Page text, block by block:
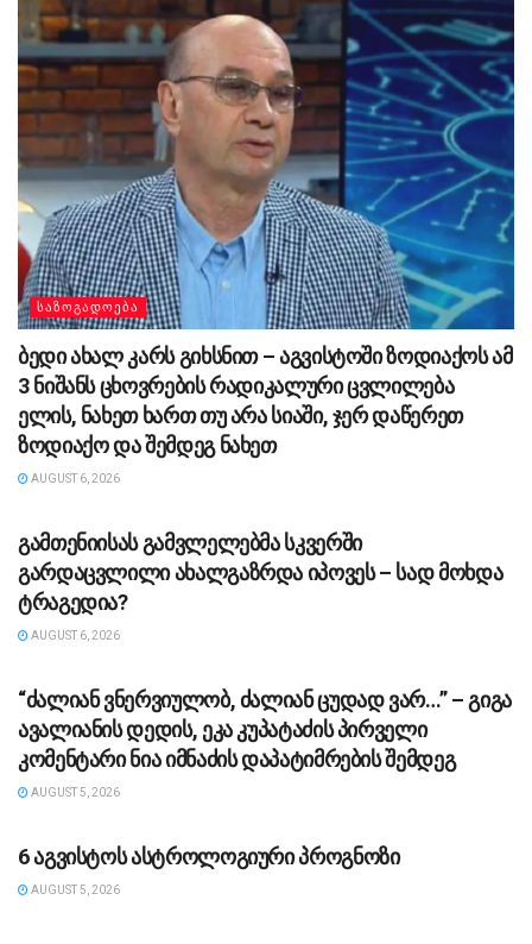
ᲡᲐᲖᲝᲒᲐᲓᲝᲔᲑᲐ
ბედი ახალ კარს გიხსნით – აგვისტოში ზოდიაქოს ამ
3 ნიშანს ცხოვრების რადიკალური ცვლილება
ელის, ნახეთ ხართ თუ არა სიაში, ჯერ დაწერეთ
ზოდიაქო და შემდეგ ნახეთ
AUGUST 6, 2026
გამთენიისას გამვლელებმა სკვერში
გარდაცვლილი ახალგაზრდა იპოვეს – სად მოხდა
ტრაგედია?
AUGUST 6, 2026
“ძა­ლი­ან ვნერ­ვი­უ­ლობ, ძა­ლი­ან ცუ­დად ვარ…” – გიგა
ავა­ლი­ა­ნის დე­დის, ეკა კუ­პა­ტა­ძის პირველი
კომენტარი ნია იმნაძის დაპატიმრების შემდეგ
AUGUST 5, 2026
6 აგვისტოს ასტროლოგიური პროგნოზი
AUGUST 5, 2026